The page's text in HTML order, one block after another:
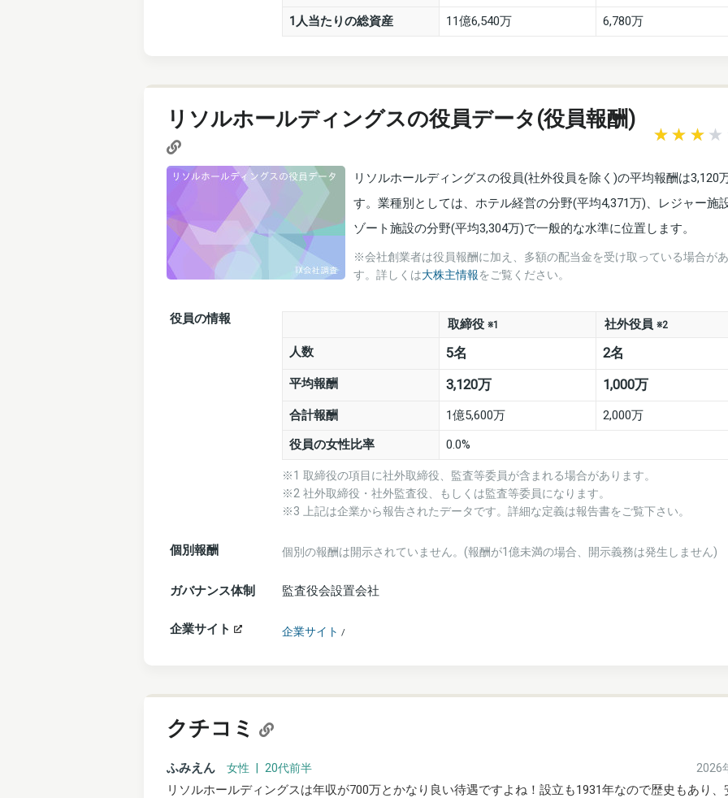
1人当たりの総資産
11億6,540万 6,780万
リソルホールディングスの役員データ(役員報酬)
リソルホールディングスの役員(社外役員を除く)の平均報酬は3,120
す。業種別としては、ホテル経営の分野(平均4,371万)、レジャー施
ゾート施設の分野(平均3,304万)で一般的な水準に位置します。
※会社創業者は役員報酬に加え、多額の配当金を受け取っている場合が
す。詳しくは大株主情報をご覧ください。
役員の情報 取締役※1 社外役員※2
人数 5名 2名
平均報酬 3,120万 1,000万
合計報酬 1億5,600万
2,000万
役員の女性比率
0.0%
※1 取締役の項目に社外取締役、監査等委員が含まれる場合があります。
※2 社外取締役・社外監査役、もしくは監査等委員になります。
※3 上記は企業から報告されたデータです。詳細な定義は報告書をご覧下さい。
個別報酬 個別の報酬は開示されていません。(報酬が1億未満の場合、開示義務は発生しません)
ガバナンス体制 監査役会設置会社
企業サイト 企業サイト /
クチコミ
ふみえん 女性 | 20代前半 2026
リソルホールディングスは年収が700万とかなり良い待遇ですよね！設立も1931年なので歴史もあり、